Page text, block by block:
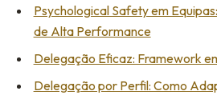
Psychological Safety em
de Alta Performance
Delegação Eficaz: Framework
Delegação por Perfil: Como